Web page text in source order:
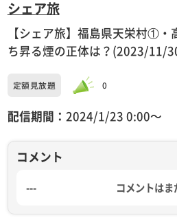
シェア旅
【シェア旅】福島県天栄村①・
ち昇る煙の正体は？(2023/11/
定額見放題 0
配信期間： 2024/1/23 0:00〜
コメント
--- コメントは